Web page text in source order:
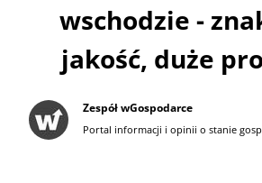
wschodzie -
jakość, duże
Zespół wGospodarce
Portal informacji i opinii o stanie